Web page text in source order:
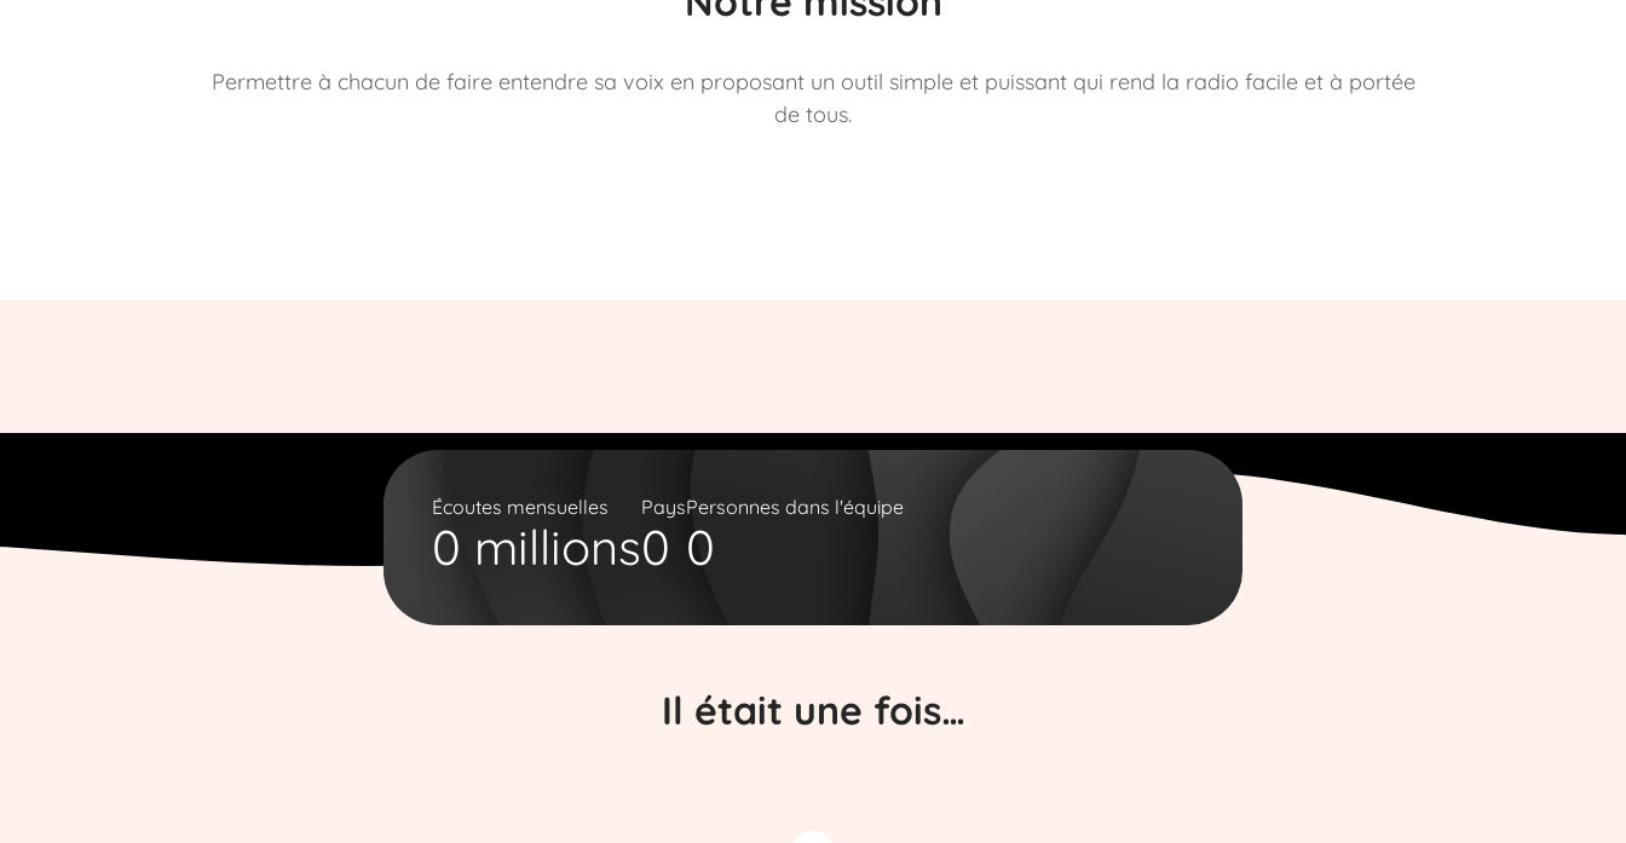
Permettre à chacun de faire entendre sa voix en proposant un outil simple et puissant qui rend la radio facile et à portée
de tous.
Écoutes mensuelles
0 millions
Pays
0
Personnes dans l'équipe
0
Il était une fois…